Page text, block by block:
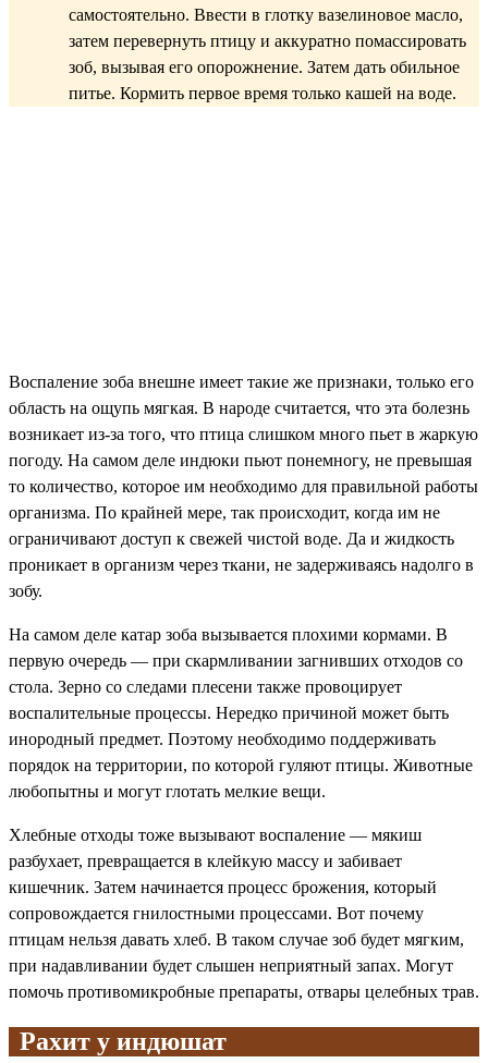
самостоятельно. Ввести в глотку вазелиновое масло,
затем перевернуть птицу и аккуратно помассировать
зоб, вызывая его опорожнение. Затем дать обильное
питье. Кормить первое время только кашей на воде.
Воспаление зоба внешне имеет такие же признаки, только его
область на ощупь мягкая. В народе считается, что эта болезнь
возникает из-за того, что птица слишком много пьет в жаркую
погоду. На самом деле индюки пьют понемногу, не превышая
то количество, которое им необходимо для правильной работы
организма. По крайней мере, так происходит, когда им не
ограничивают доступ к свежей чистой воде. Да и жидкость
проникает в организм через ткани, не задерживаясь надолго в
зобу.
На самом деле катар зоба вызывается плохими кормами. В
первую очередь — при скармливании загнивших отходов со
стола. Зерно со следами плесени также провоцирует
воспалительные процессы. Нередко причиной может быть
инородный предмет. Поэтому необходимо поддерживать
порядок на территории, по которой гуляют птицы. Животные
любопытны и могут глотать мелкие вещи.
Хлебные отходы тоже вызывают воспаление — мякиш
разбухает, превращается в клейкую массу и забивает
кишечник. Затем начинается процесс брожения, который
сопровождается гнилостными процессами. Вот почему
птицам нельзя давать хлеб. В таком случае зоб будет мягким,
при надавливании будет слышен неприятный запах. Могут
помочь противомикробные препараты, отвары целебных трав.
Рахит у индюшат